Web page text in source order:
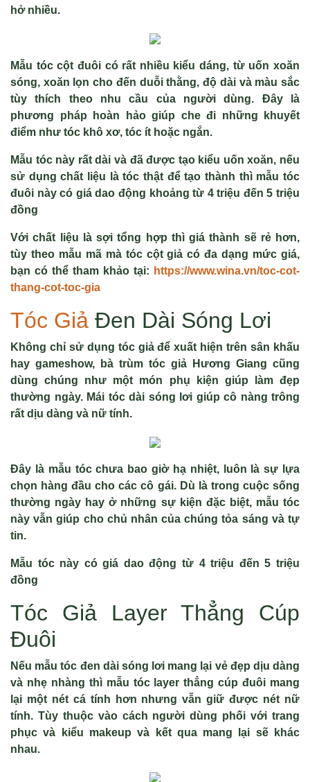
hở nhiều.
Mẫu tóc cột đuôi có rất nhiều kiểu dáng, từ uốn xoăn
sóng, xoăn lọn cho đến duỗi thằng, độ dài và màu sắc
tùy thích theo nhu cầu của người dùng. Đây là
phương pháp hoàn hảo giúp che đi những khuyết
điểm như tóc khô xơ, tóc ít hoặc ngắn.
Mẫu tóc này rất dài và đã được tạo kiểu uốn xoăn, nếu
sử dụng chất liệu là tóc thật để tạo thành thì mẫu tóc
đuôi này có giá dao động khoảng từ 4 triệu đến 5 triệu
đồng
Với chất liệu là sợi tổng hợp thì giá thành sẽ rẻ hơn,
tùy theo mẫu mã mà tóc cột giả có đa dạng mức giá,
bạn có thể tham khảo tại: https://www.wina.vn/toc-cot-
thang-cot-toc-gia
Tóc Giả Đen Dài Sóng Lơi
Không chỉ sử dụng tóc giả để xuất hiện trên sân khấu
hay gameshow, bà trùm tóc giả Hương Giang cũng
dùng chúng như một món phụ kiện giúp làm đẹp
thường ngày. Mái tóc dài sóng lơi giúp cô nàng trông
rất dịu dàng và nữ tính.
Đây là mẫu tóc chưa bao giờ hạ nhiệt, luôn là sự lựa
chọn hàng đầu cho các cô gái. Dù là trong cuộc sống
thường ngày hay ở những sự kiện đặc biệt, mẫu tóc
này vẫn giúp cho chủ nhân của chúng tỏa sáng và tự
tin.
Mẫu tóc này có giá dao động từ 4 triệu đến 5 triệu
đồng
Tóc Giả Layer Thẳng Cúp
Đuôi
Nếu mẫu tóc đen dài sóng lơi mang lại vẻ đẹp dịu dàng
và nhẹ nhàng thì mẫu tóc layer thẳng cúp đuôi mang
lại một nét cá tính hơn nhưng vẫn giữ được nét nữ
tính. Tùy thuộc vào cách người dùng phối với trang
phục và kiểu makeup và kết qua mang lại sẽ khác
nhau.